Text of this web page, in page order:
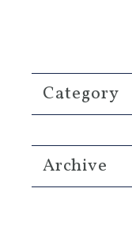
Category
Archive